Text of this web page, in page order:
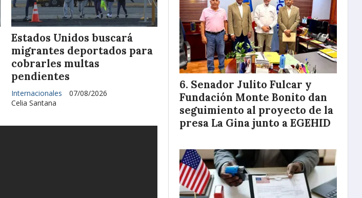
Estados Unidos buscará
migrantes deportados para
cobrarles multas
pendientes
Celia Santana
Internacionales 07/08/2026
Senador Julito Fulcar y
Fundación Monte Bonito dan
seguimiento al proyecto de la
presa La Gina junto a EGEHID